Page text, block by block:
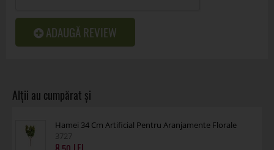
ADAUGĂ REVIEW
Hamei 34 Cm Artificial Pentru Aranjamente Florale
3727